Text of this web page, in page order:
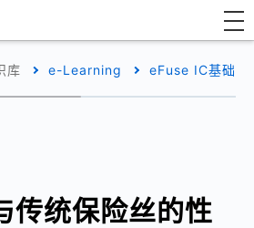
库 e-Learning eFuse IC基础知
传统保险丝的性